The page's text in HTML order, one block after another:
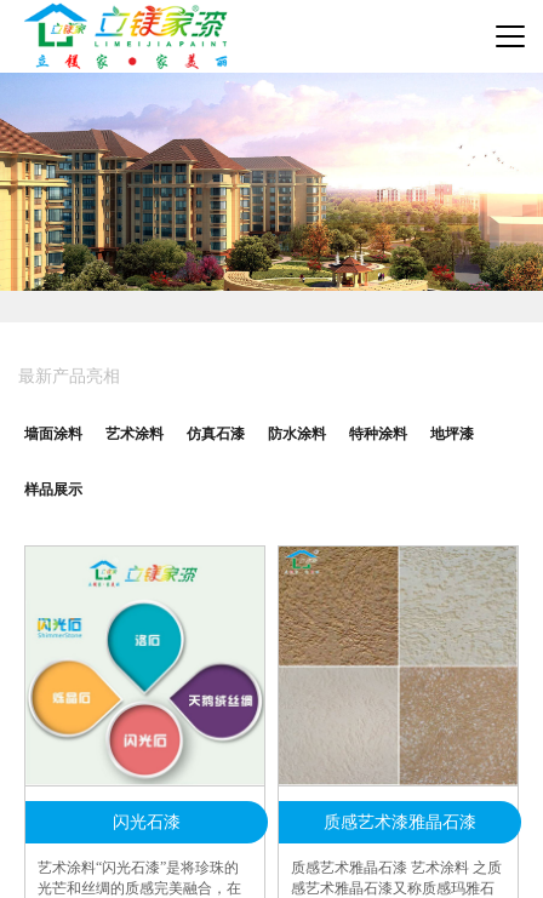
最新产品亮相
墙面涂料 艺术涂料 仿真石漆 防水涂料 特种涂料 地坪漆
样品展示
闪光石漆
艺术涂料“闪光石漆”是将珍珠的
光芒和丝绸的质感完美融合，在
质感艺术漆雅晶石漆
质感艺术雅晶石漆 艺术涂料 之质
感艺术雅晶石漆又称质感玛雅石